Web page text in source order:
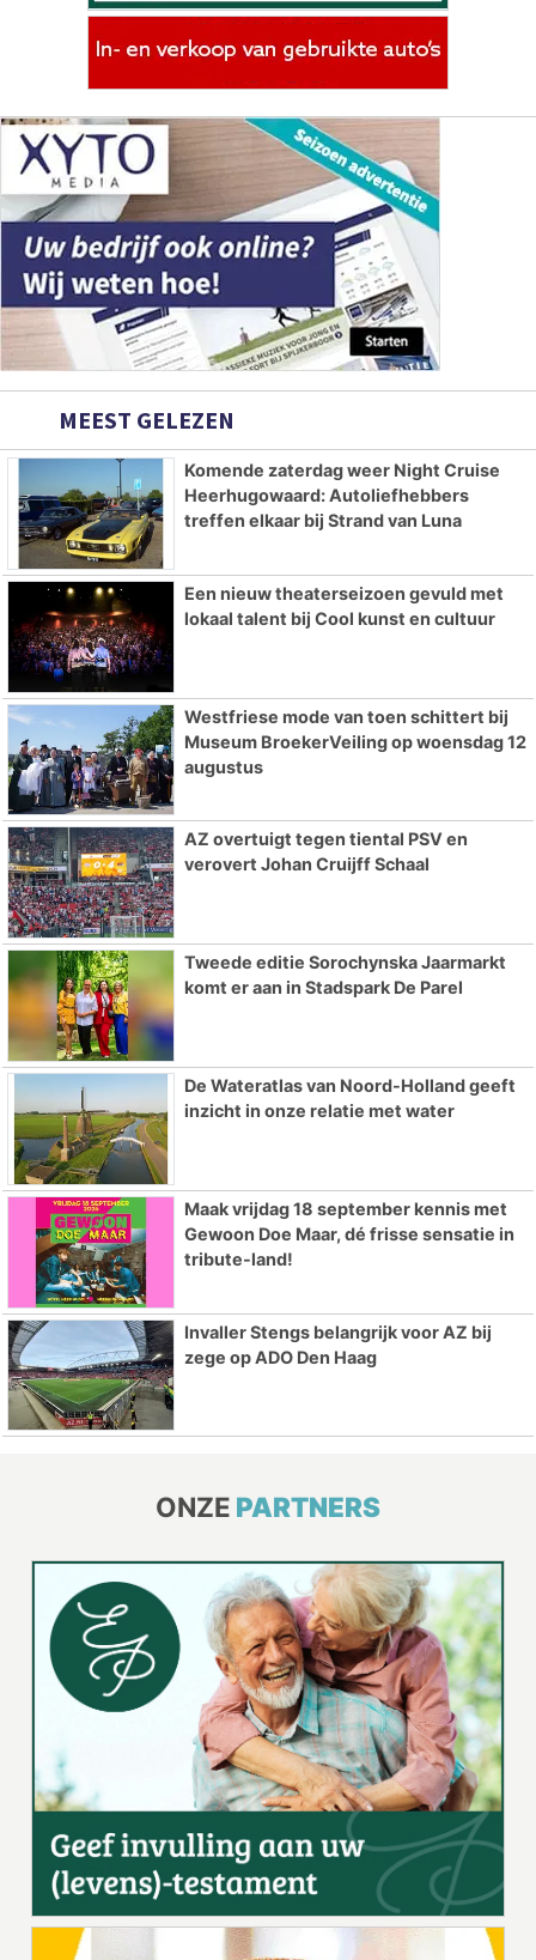
MEEST GELEZEN
Komende zaterdag weer Night Cruise
Heerhugowaard: Autoliefhebbers
treffen elkaar bij Strand van Luna
Een nieuw theaterseizoen gevuld met
lokaal talent bij Cool kunst en cultuur
Westfriese mode van toen schittert bij
Museum BroekerVeiling op woensdag 12
augustus
AZ overtuigt tegen tiental PSV en
verovert Johan Cruijff Schaal
Tweede editie Sorochynska Jaarmarkt
komt er aan in Stadspark De Parel
De Wateratlas van Noord-Holland geeft
inzicht in onze relatie met water
Maak vrijdag 18 september kennis met
Gewoon Doe Maar, dé frisse sensatie in
tribute-land!
Invaller Stengs belangrijk voor AZ bij
zege op ADO Den Haag
ONZE PARTNERS